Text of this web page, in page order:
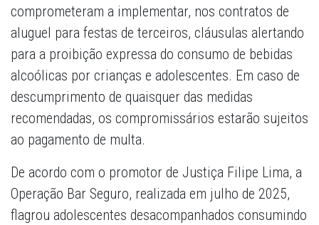
comprometeram a implementar, nos contratos de
aluguel para festas de terceiros, cláusulas alertando
para a proibição expressa do consumo de bebidas
alcoólicas por crianças e adolescentes. Em caso de
descumprimento de quaisquer das medidas
recomendadas, os compromissários estarão sujeitos
ao pagamento de multa.
De acordo com o promotor de Justiça Filipe Lima, a
Operação Bar Seguro, realizada em julho de 2025,
flagrou adolescentes desacompanhados consumindo